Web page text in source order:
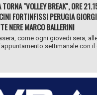
TORNA "VOLLEY BREAK", ORE
FORTINFISSI PERUGIA
NERE MARCO BALLERINI
come ogni giovedi sera,
settimanale con il